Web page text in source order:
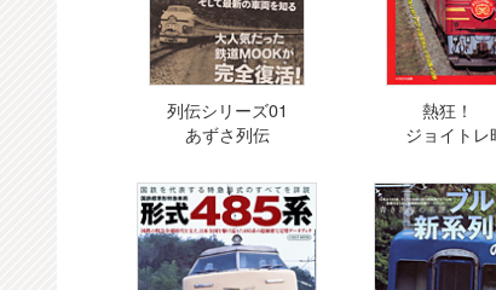
列伝シリーズ01
あずさ列伝
熱狂！
ジョイトレ